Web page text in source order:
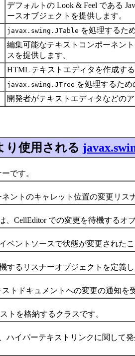
デフォルトの Look & Feel である
ースオブジェクトを提供します。
javax.swing.JTable を処理するた
編集可能なテキストコンポーネン
スを提供します。
HTML テキストエディタを作成す
javax.swing.JTree を処理するた
開発者がテキストエディタなどの
り使用される
です。
トのキャレット位置の変更リス
CellEditor での変更を待機するオ
ントソースで状態が変更された
るリスナーオブジェクトを定義
ドキュメントへの変更の通知を
を格納するクラスです。
イパーテキストリンクに関して発